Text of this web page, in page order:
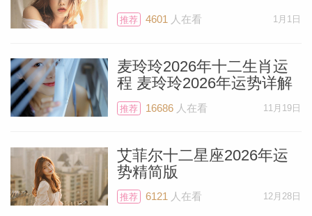
推荐 4601 人在看 1月1日
麦玲玲2026年十二生肖运
程 麦玲玲2026年运势详解
推荐 16686人在看 11月19日
艾菲尔十二星座2026年运
势精简版
推荐 6121 人在看 12月28日